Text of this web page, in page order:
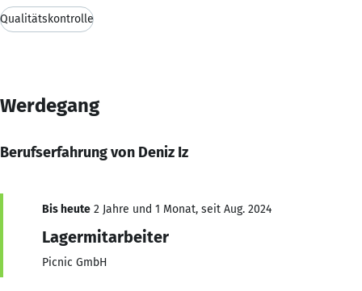
Qualitätskontrolle
Werdegang
Berufserfahrung von Deniz Iz
Bis heute 2 Jahre und 1 Monat, seit Aug. 2024
Lagermitarbeiter
Picnic GmbH